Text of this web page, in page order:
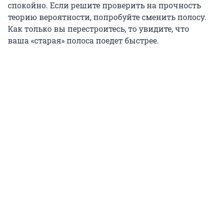
спокойно. Если решите проверить на прочность
теорию вероятности, попробуйте сменить полосу.
Как только вы перестроитесь, то увидите, что
ваша «старая» полоса поедет быстрее.